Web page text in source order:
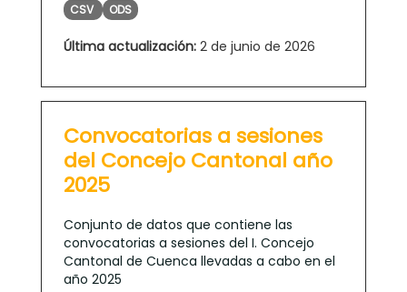
CSV ODS
Última actualización: 2 de junio de 2026
Convocatorias a sesiones
del Concejo Cantonal año
2025
Conjunto de datos que contiene las
convocatorias a sesiones del I. Concejo
Cantonal de Cuenca llevadas a cabo en el
año 2025